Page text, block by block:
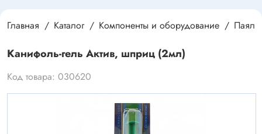
Главная Каталог Компоненты и оборудование
Канифоль-гель Актив, шприц (2мл)
Код товара: 030620